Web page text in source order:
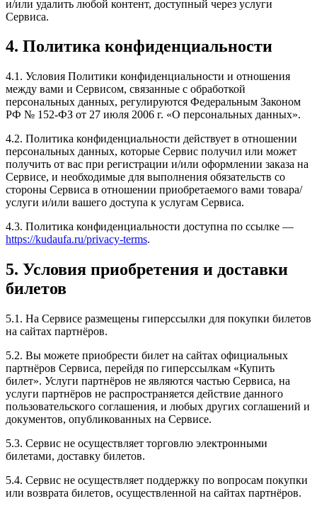
и/или удалить любой контент, доступный через услуги
Сервиса.
4. Политика конфиденциальности
4.1. Условия Политики конфиденциальности и отношения
между вами и Сервисом, связанные с обработкой
персональных данных, регулируются Федеральным Законом
РФ № 152-ФЗ от 27 июля 2006 г. «О персональных данных».
4.2. Политика конфиденциальности действует в отношении
персональных данных, которые Сервис получил или может
получить от вас при регистрации и/или оформлении заказа на
Сервисе, и необходимые для выполнения обязательств со
стороны Сервиса в отношении приобретаемого вами товара/
услуги и/или вашего доступа к услугам Сервиса.
4.3. Политика конфиденциальности доступна по ссылке —
https://kudaufa.ru/privacy-terms.
5. Условия приобретения и доставки
билетов
5.1. На Сервисе размещены гиперссылки для покупки билетов
на сайтах партнёров.
5.2. Вы можете приобрести билет на сайтах официальных
партнёров Сервиса, перейдя по гиперссылкам «Купить
билет». Услуги партнёров не являются частью Сервиса, на
услуги партнёров не распространяется действие данного
пользовательского соглашения, и любых других соглашений и
документов, опубликованных на Сервисе.
5.3. Сервис не осуществляет торговлю электронными
билетами, доставку билетов.
5.4. Сервис не осуществляет поддержку по вопросам покупки
или возврата билетов, осуществленной на сайтах партнёров.